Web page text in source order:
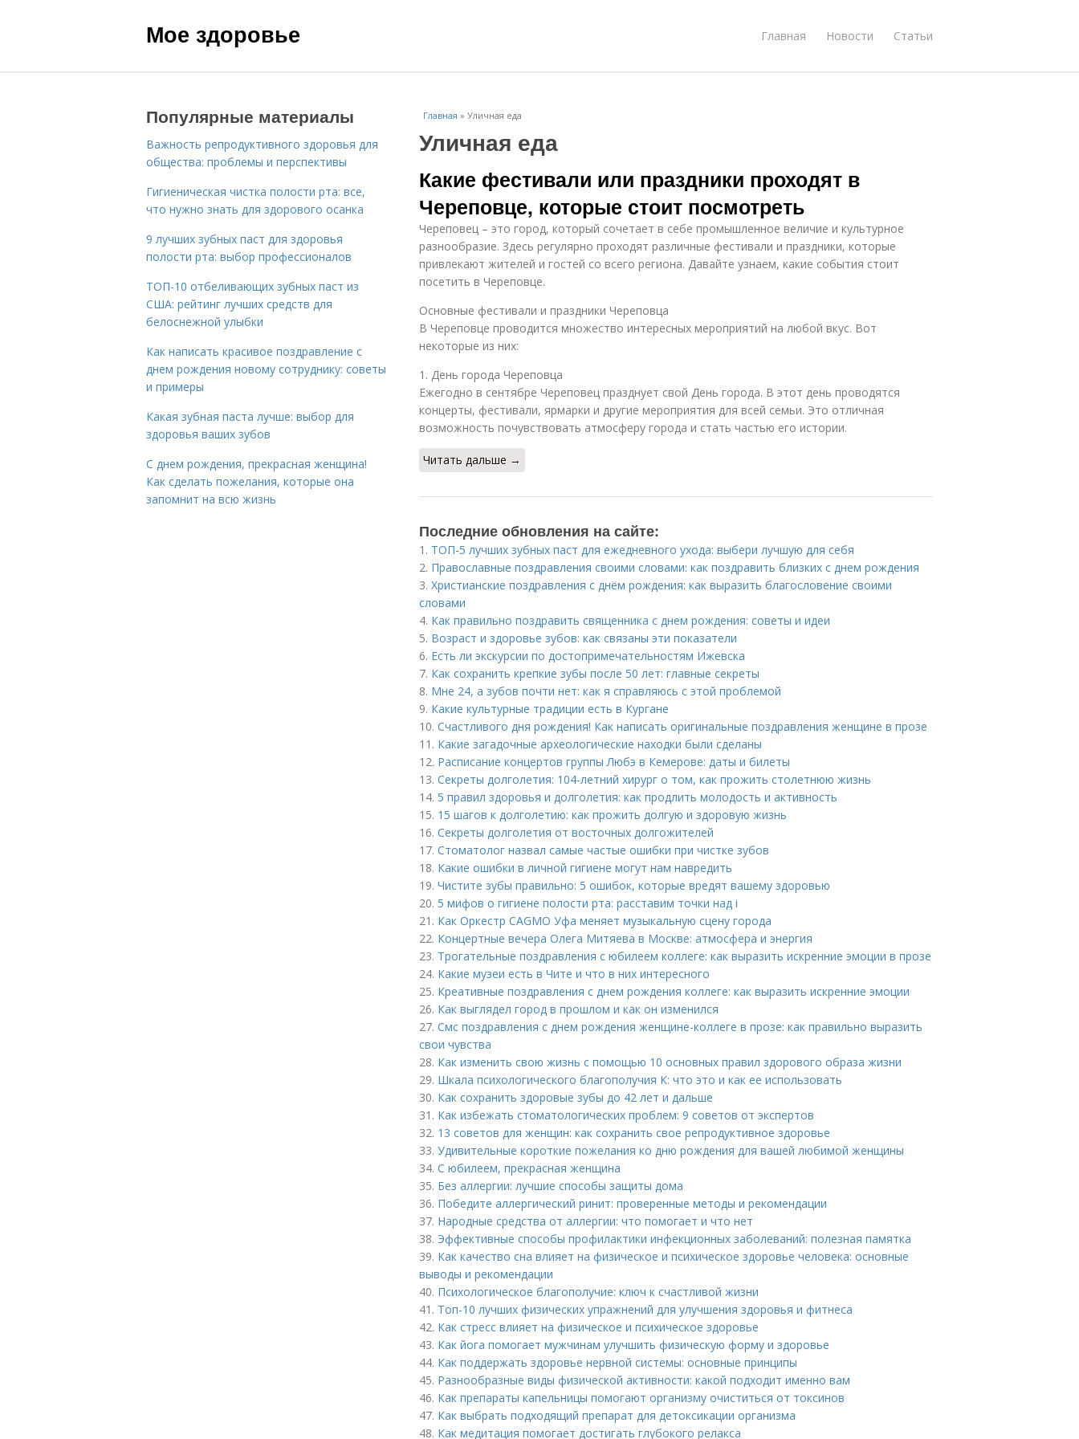
Мое здоровье Главная Новости Статьи
Главная » Уличная еда
Уличная еда
Какие фестивали или праздники проходят в
Череповце, которые стоит посмотреть
Череповец – это город, который сочетает в себе промышленное величие и культурное
разнообразие. Здесь регулярно проходят различные фестивали и праздники, которые
привлекают жителей и гостей со всего региона. Давайте узнаем, какие события стоит
посетить в Череповце.
Основные фестивали и праздники Череповца
В Череповце проводится множество интересных мероприятий на любой вкус. Вот
некоторые из них:
1. День города Череповца
Ежегодно в сентябре Череповец празднует свой День города. В этот день проводятся
концерты, фестивали, ярмарки и другие мероприятия для всей семьи. Это отличная
возможность почувствовать атмосферу города и стать частью его истории.
Читать дальше →
Последние обновления на сайте:
1. ТОП-5 лучших зубных паст для ежедневного ухода: выбери лучшую для себя
2. Православные поздравления своими словами: как поздравить близких с днем рождения
3. Христианские поздравления с днём рождения: как выразить благословение своими
словами
4. Как правильно поздравить священника с днем рождения: советы и идеи
5. Возраст и здоровье зубов: как связаны эти показатели
6. Есть ли экскурсии по достопримечательностям Ижевска
7. Как сохранить крепкие зубы после 50 лет: главные секреты
8. Мне 24, а зубов почти нет: как я справляюсь с этой проблемой
9. Какие культурные традиции есть в Кургане
10. Счастливого дня рождения! Как написать оригинальные поздравления женщине в прозе
11. Какие загадочные археологические находки были сделаны
12. Расписание концертов группы Любэ в Кемерове: даты и билеты
13. Секреты долголетия: 104-летний хирург о том, как прожить столетнюю жизнь
14. 5 правил здоровья и долголетия: как продлить молодость и активность
15. 15 шагов к долголетию: как прожить долгую и здоровую жизнь
16. Секреты долголетия от восточных долгожителей
17. Стоматолог назвал самые частые ошибки при чистке зубов
18. Какие ошибки в личной гигиене могут нам навредить
19. Чистите зубы правильно: 5 ошибок, которые вредят вашему здоровью
20. 5 мифов о гигиене полости рта: расставим точки над i
21. Как Оркестр CAGMO Уфа меняет музыкальную сцену города
22. Концертные вечера Олега Митяева в Москве: атмосфера и энергия
23. Трогательные поздравления с юбилеем коллеге: как выразить искренние эмоции в прозе
24. Какие музеи есть в Чите и что в них интересного
25. Креативные поздравления с днем рождения коллеге: как выразить искренние эмоции
26. Как выглядел город в прошлом и как он изменился
27. Смс поздравления с днем рождения женщине-коллеге в прозе: как правильно выразить
свои чувства
28. Как изменить свою жизнь с помощью 10 основных правил здорового образа жизни
29. Шкала психологического благополучия К: что это и как ее использовать
30. Как сохранить здоровые зубы до 42 лет и дальше
31. Как избежать стоматологических проблем: 9 советов от экспертов
32. 13 советов для женщин: как сохранить свое репродуктивное здоровье
33. Удивительные короткие пожелания ко дню рождения для вашей любимой женщины
34. С юбилеем, прекрасная женщина
35. Без аллергии: лучшие способы защиты дома
36. Победите аллергический ринит: проверенные методы и рекомендации
37. Народные средства от аллергии: что помогает и что нет
38. Эффективные способы профилактики инфекционных заболеваний: полезная памятка
39. Как качество сна влияет на физическое и психическое здоровье человека: основные
выводы и рекомендации
40. Психологическое благополучие: ключ к счастливой жизни
41. Топ-10 лучших физических упражнений для улучшения здоровья и фитнеса
42. Как стресс влияет на физическое и психическое здоровье
43. Как йога помогает мужчинам улучшить физическую форму и здоровье
44. Как поддержать здоровье нервной системы: основные принципы
45. Разнообразные виды физической активности: какой подходит именно вам
46. Как препараты капельницы помогают организму очиститься от токсинов
47. Как выбрать подходящий препарат для детоксикации организма
48. Как медитация помогает достигать глубокого релакса
Популярные материалы
Важность репродуктивного здоровья для
общества: проблемы и перспективы
Гигиеническая чистка полости рта: все,
что нужно знать для здорового осанка
9 лучших зубных паст для здоровья
полости рта: выбор профессионалов
ТОП-10 отбеливающих зубных паст из
США: рейтинг лучших средств для
белоснежной улыбки
Как написать красивое поздравление с
днем рождения новому сотруднику: советы
и примеры
Какая зубная паста лучше: выбор для
здоровья ваших зубов
С днем рождения, прекрасная женщина!
Как сделать пожелания, которые она
запомнит на всю жизнь